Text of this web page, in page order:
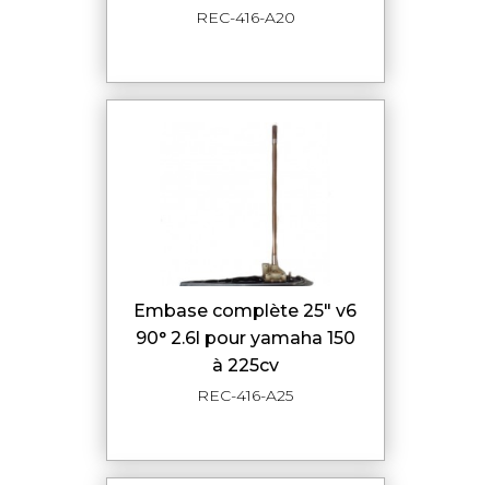
REC-416-A20
embase complète 25" v6
90° 2.6l pour yamaha 150
à 225cv
REC-416-A25